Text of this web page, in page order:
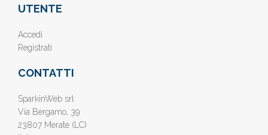
UTENTE
Accedi
Registrati
CONTATTI
SparkinWeb srl
Via Bergamo, 39
23807 Merate (LC)